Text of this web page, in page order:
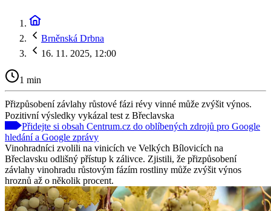
Brněnská Drbna
16. 11. 2025, 12:00
1 min
Přizpůsobení závlahy růstové fázi révy vinné může zvýšit výnos.
Pozitivní výsledky vykázal test z Břeclavska
Přidejte si obsah Centrum.cz do oblíbených zdrojů pro Google
hledání a Google zprávy
Vinohradníci zvolili na vinicích ve Velkých Bílovicích na
Břeclavsku odlišný přístup k zálivce. Zjistili, že přizpůsobení
závlahy vinohradu růstovým fázím rostliny může zvýšit výnos
hroznů až o několik procent.